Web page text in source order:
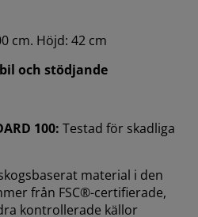
cm. Höjd: 42 cm
och stödjande
100: Testad för skadliga
material i den
från FSC®-certifierade,
kontrollerade källor
och mobilidentifierare för
information om dig för
statistik och relevant
kommer vi
med
Google, Meta och